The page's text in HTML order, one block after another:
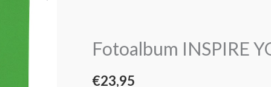
Fotoalbum INSPIRE
€23,95
cm